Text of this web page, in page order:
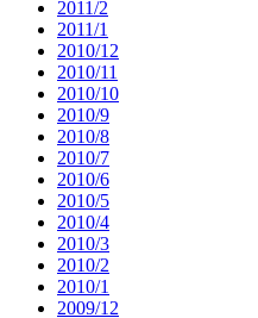
2011/2
2011/1
2010/12
2010/11
2010/10
2010/9
2010/8
2010/7
2010/6
2010/5
2010/4
2010/3
2010/2
2010/1
2009/12